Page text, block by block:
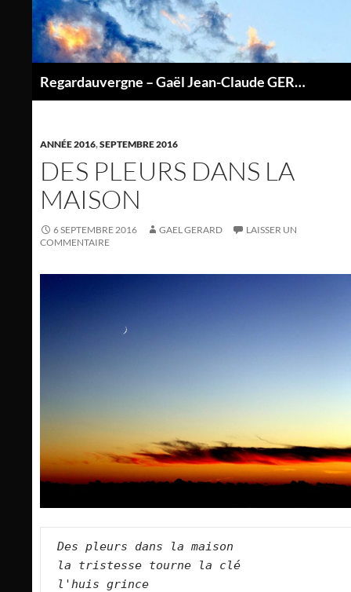
contenu
Regardauvergne – Gaël Jean-Claude GERARD
ANNÉE 2016,SEPTEMBRE 2016
DES PLEURS DANS LA
MAISON
6 SEPTEMBRE 2016 GAEL GERARD
LAISSER UN
COMMENTAIRE
Des pleurs dans la maison
la tristesse tourne la clé
l'huis grince